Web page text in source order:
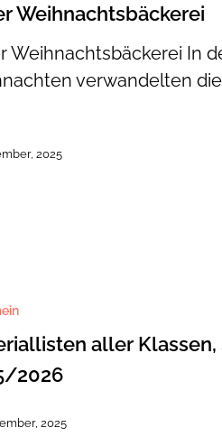
Weihnachtsbäckerei
Weihnachtsbäckerei In
verwandelten
2025
aller Klassen,
2026
2025